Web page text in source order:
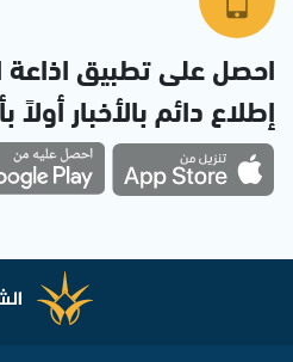
احصل على تطبيق
إطلاع دائم بالأخبار أولاً